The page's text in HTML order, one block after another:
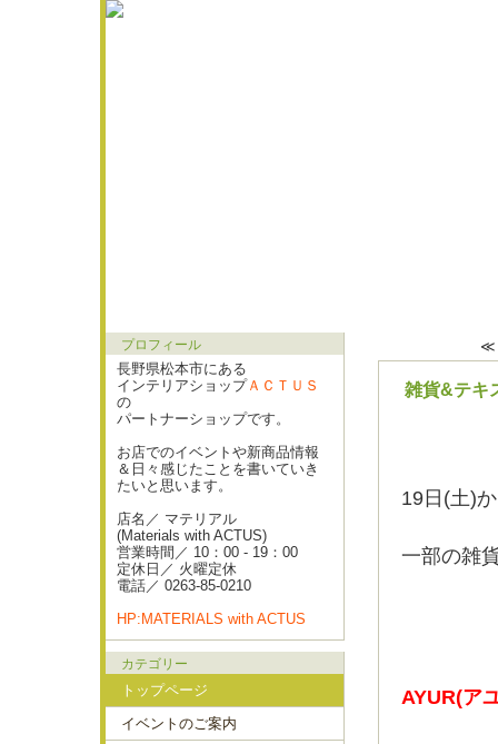
雑貨&テキ
19日(土)
一部の雑
AYUR(ア
プロフィール
長野県松本市にある
インテリアショップＡＣＴＵＳ
の
パートナーショップです。
お店でのイベントや新商品情報
＆日々感じたことを書いていき
たいと思います。
店名／ マテリアル
(Materials with ACTUS)
営業時間／ 10：00 - 19：00
定休日／ 火曜定休
電話／ 0263-85-0210
HP:MATERIALS with ACTUS
カテゴリー
トップページ
イベントのご案内